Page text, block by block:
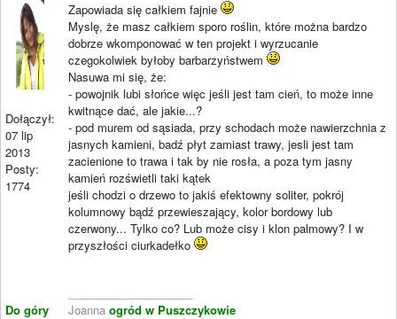
Dołączył:
07 lip
2013
Posty:
1774
Do góry
Zapowiada się całkiem fajnie
Myslę, że masz całkiem sporo roślin, które można bardzo
dobrze wkomponować w ten projekt i wyrzucanie
czegokolwiek byłoby barbarzyństwem
Nasuwa mi się, że:
- powojnik lubi słońce więc jeśli jest tam cień, to może inne
kwitnące dać, ale jakie...?
- pod murem od sąsiada, przy schodach może nawierzchnia z
jasnych kamieni, badź płyt zamiast trawy, jesli jest tam
zacienione to trawa i tak by nie rosła, a poza tym jasny
kamień rozświetli taki kątek
jeśli chodzi o drzewo to jakiś efektowny soliter, pokrój
kolumnowy bądź przewieszający, kolor bordowy lub
czerwony... Tylko co? Lub może cisy i klon palmowy? I w
przyszłości ciurkadełko
Joanna ogród w Puszczykowie